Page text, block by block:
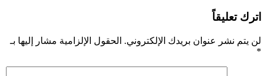
اترك تعليقاً
لن يتم نشر عنوان بريدك الإلكتروني. الحقول الإلزامية مشار إليها بـ
*